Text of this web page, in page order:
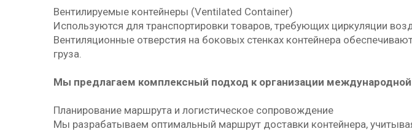
Вентилируемые контейнеры (Ventilated Container)
Используются для транспортировки товаров, требующих циркуляции
Вентиляционные отверстия на боковых стенках контейнера
груза.
Мы предлагаем комплексный подход к организации
Планирование маршрута и логистическое сопровождение
Мы разрабатываем оптимальный маршрут доставки контейнера,